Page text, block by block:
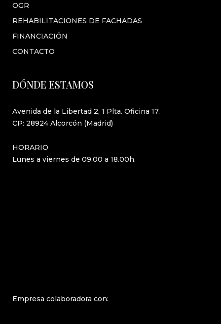
OGR
REHABILITACIONES DE FACHADAS
FINANCIACIÓN
CONTACTO
DÓNDE ESTAMOS
Avenida de la Libertad 2, 1 Plta. Oficina 17.
CP: 28924 Alcorcón (Madrid)
HORARIO
Lunes a viernes de 09.00 a 18.00h.
Empresa colaboradora con: